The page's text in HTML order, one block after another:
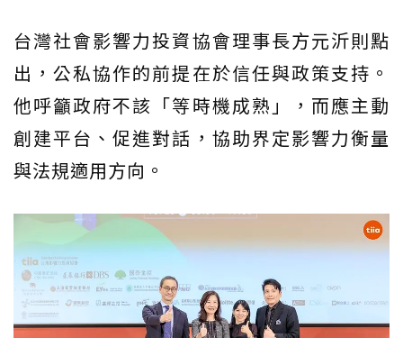
台灣社會影響力投資協會理事長方元沂則點
出，公私協作的前提在於信任與政策支持。
他呼籲政府不該「等時機成熟」，而應主動
創建平台、促進對話，協助界定影響力衡量
與法規適用方向。